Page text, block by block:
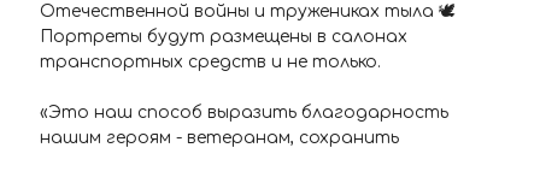
Отечественной войны и тружениках тыла 🕊
Портреты будут размещены в салонах
транспортных средств и не только.
«Это наш способ выразить благодарность
нашим героям - ветеранам, сохранить